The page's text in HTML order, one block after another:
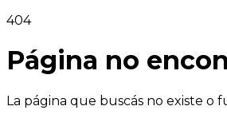
404
Página no
La página que buscás no existe o